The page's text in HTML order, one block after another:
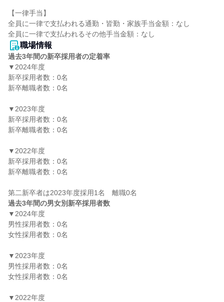
【一律手当】
全員に一律で支払われる通勤・皆勤・家族手当金額：なし
職場情報
過去3年間の新卒採用者の定着率
▼2024年度
新卒採用者数：0名
新卒離職者数：0名
▼2023年度
新卒採用者数：0名
新卒離職者数：0名
▼2022年度
新卒採用者数：0名
新卒離職者数：0名
過去3年間の男女別新卒採用者数
▼2024年度
男性採用者数：0名
女性採用者数：0名
▼2023年度
男性採用者数：0名
女性採用者数：0名
▼2022年度